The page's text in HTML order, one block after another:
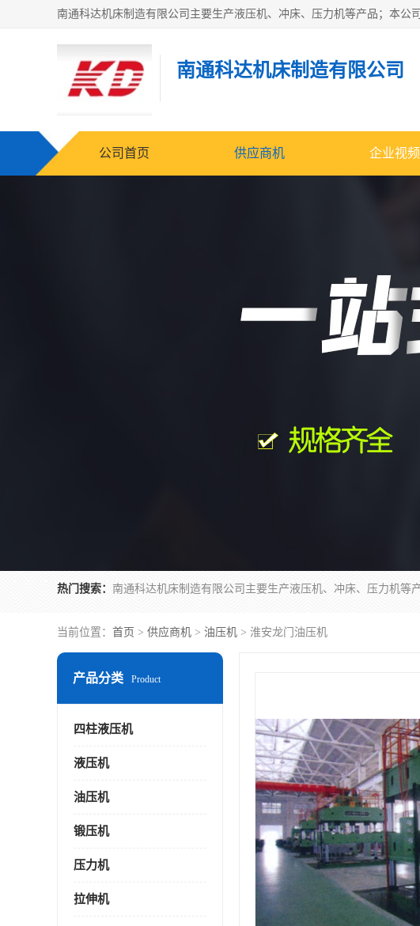
南通科达机床制造有限公司
公司首页 供应商机 企业视频
热门搜索：
当前位置： 首页 > 供应商机 > 油压机 > 淮安龙门油压机
产品分类 Product
四柱液压机
液压机
油压机
锻压机
压力机
拉伸机